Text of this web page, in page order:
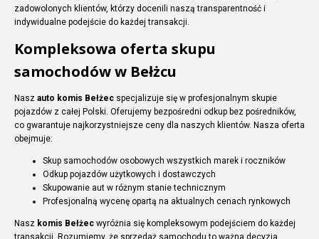
zadowolonych klientów, którzy docenili naszą transparentność i
indywidualne podejście do każdej transakcji.
Kompleksowa oferta skupu
samochodów w Bełżcu
Nasz auto komis Bełżec specjalizuje się w profesjonalnym skupie
pojazdów z całej Polski. Oferujemy bezpośredni odkup bez pośredników,
co gwarantuje najkorzystniejsze ceny dla naszych klientów. Nasza oferta
obejmuje:
Skup samochodów osobowych wszystkich marek i roczników
Odkup pojazdów użytkowych i dostawczych
Skupowanie aut w różnym stanie technicznym
Profesjonalną wycenę opartą na aktualnych cenach rynkowych
Nasz komis Bełżec wyróżnia się kompleksowym podejściem do każdej
transakcji. Rozumiemy, że sprzedaż samochodu to ważna decyzja,